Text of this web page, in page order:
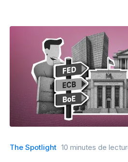
The Spotlight 10 minutes de